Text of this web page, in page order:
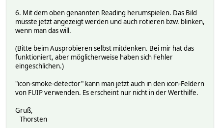
6. Mit dem oben genannten Reading herumspielen. Das Bild
müsste jetzt angezeigt werden und auch rotieren bzw. blinken,
wenn man das will.
(Bitte beim Ausprobieren selbst mitdenken. Bei mir hat das
funktioniert, aber möglicherweise haben sich Fehler
eingeschlichen.)
"icon-smoke-detector" kann man jetzt auch in den icon-Feldern
von FUIP verwenden. Es erscheint nur nicht in der Werthilfe.
Gruß,
Thorsten